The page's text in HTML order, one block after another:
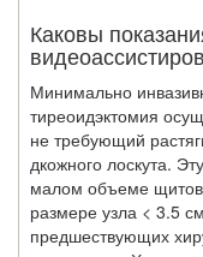
Каковы
Минимально
тиреоидэктомия
не требующий
дкожного лоскута.
малом объеме
размере узла < 3.5
предшествующих